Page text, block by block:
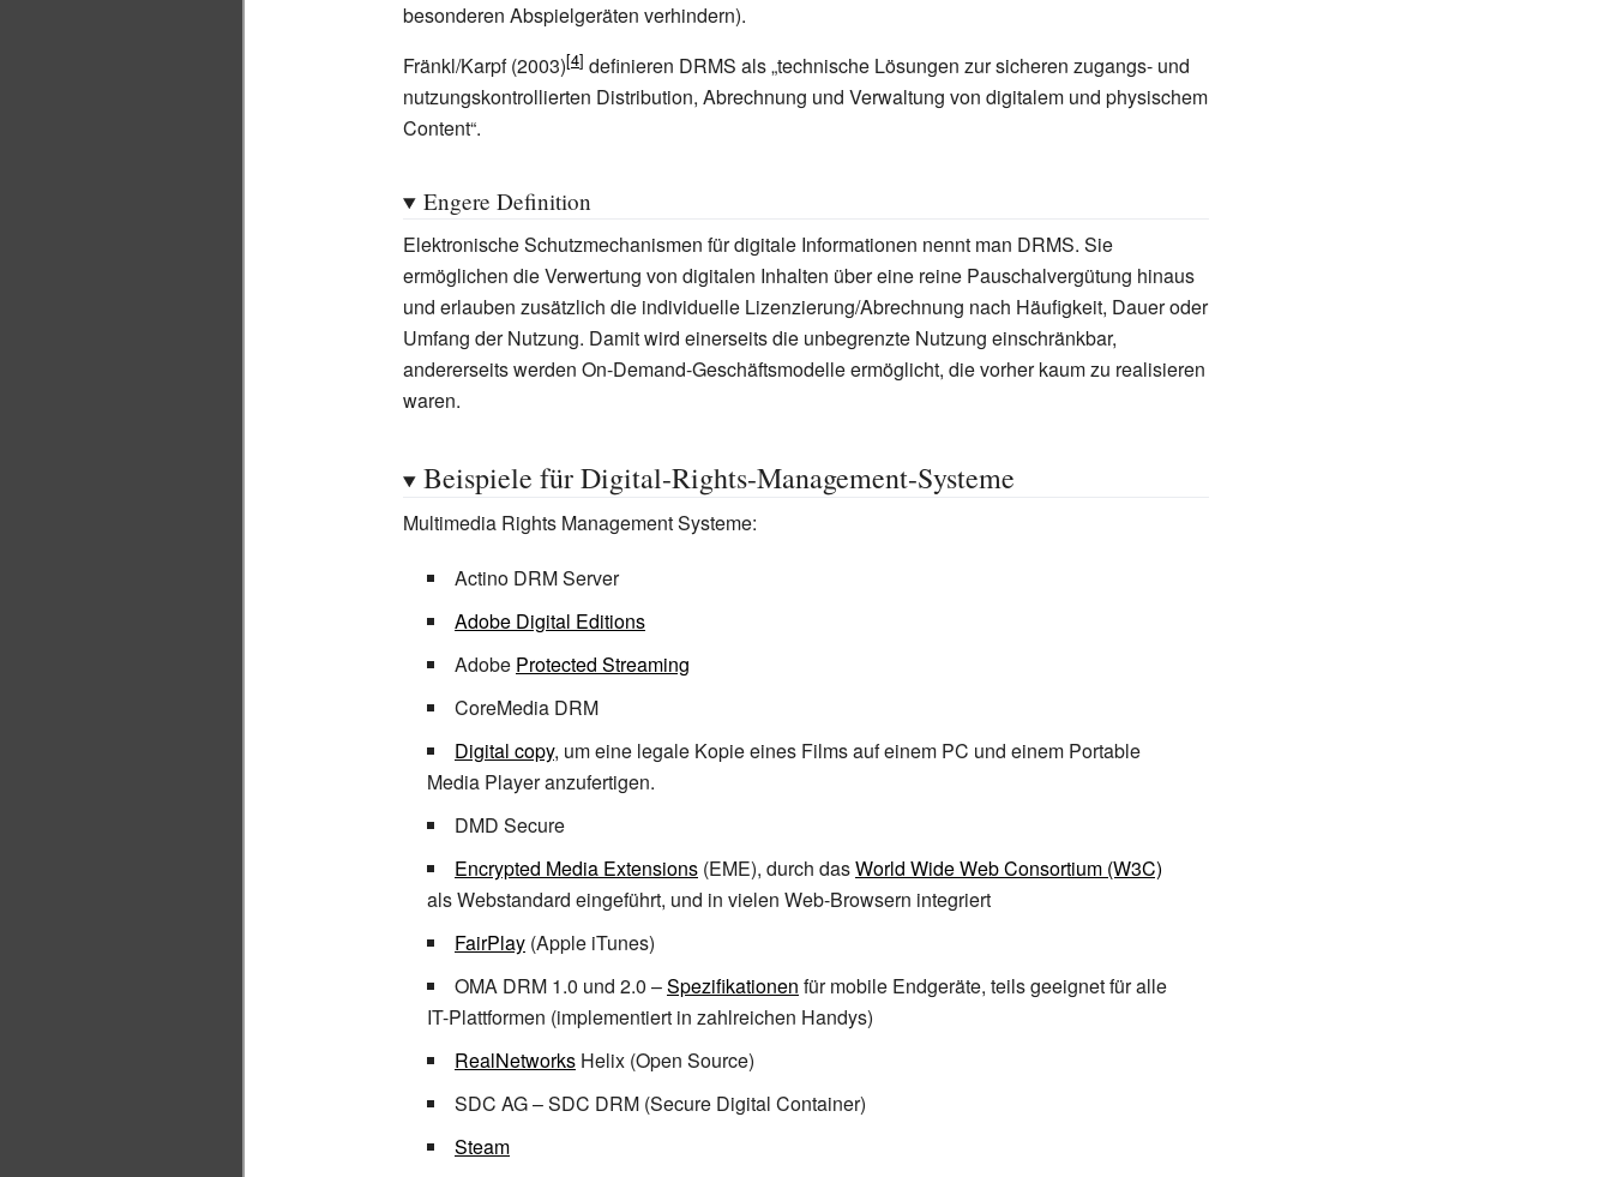
besonderen Abspielgeräten verhindern).
Fränkl/Karpf (2003)
definieren DRMS als „technische Lösungen zur sicheren zugangs- und
nutzungskontrollierten Distribution, Abrechnung und Verwaltung von digitalem und physischem
Content“.
Engere Definition
Elektronische Schutzmechanismen für digitale Informationen nennt man DRMS. Sie
ermöglichen die Verwertung von digitalen Inhalten über eine reine Pauschalvergütung hinaus
und erlauben zusätzlich die individuelle Lizenzierung/Abrechnung nach Häufigkeit, Dauer oder
Umfang der Nutzung. Damit wird einerseits die unbegrenzte Nutzung einschränkbar,
andererseits werden On-Demand-Geschäftsmodelle ermöglicht, die vorher kaum zu realisieren
waren.
Beispiele für Digital-Rights-Management-Systeme
Multimedia Rights Management Systeme:
Actino DRM Server
Adobe Digital Editions
Adobe Protected Streaming
CoreMedia DRM
Digital copy, um eine legale Kopie eines Films auf einem PC und einem Portable
Media Player anzufertigen.
DMD Secure
Encrypted Media Extensions (EME), durch dasWorld Wide Web Consortium (W3C)
als Webstandard eingeführt, und in vielen Web-Browsern integriert
FairPlay (Apple iTunes)
OMA DRM 1.0 und 2.0 –Spezifikationen für mobile Endgeräte, teils geeignet für alle
IT-Plattformen (implementiert in zahlreichen Handys)
RealNetworks Helix (Open Source)
SDC AG – SDC DRM (Secure Digital Container)
Steam